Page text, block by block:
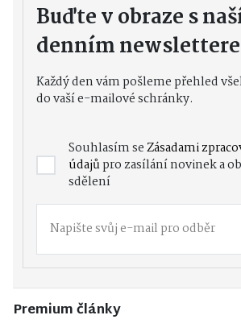
Buďte v obraze s
denním
Každý den vám pošleme přehled
do vaší e-mailové schránky.
Souhlasím seZásadami
údajůpro zasílání novinek a
sdělení
Premium články